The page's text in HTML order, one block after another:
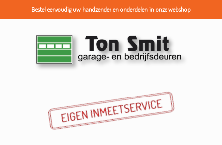
Bestel eenvoudig uw handzender en onderdelen in onze webshop